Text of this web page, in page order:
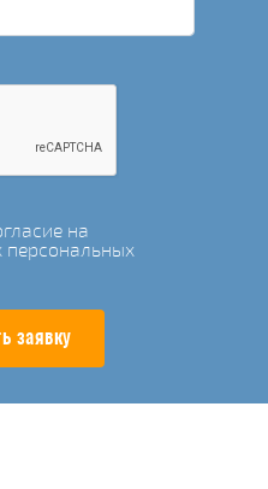
на
персональных
заявку